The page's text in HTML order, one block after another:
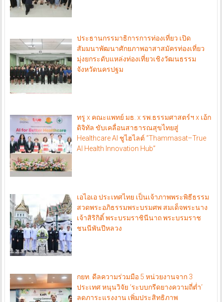
ประธานกรรมาธิการการท่องเที่ยว เปิด
สัมมนาพัฒนาศักยภาพอาสาสมัครท่องเที่ยว
มุ่งยกระดับแหล่งท่องเที่ยวเชิงวัฒนธรรม
จังหวัดนครปฐม
ทรู x คณะแพทย์ มธ. x รพ.ธรรมศาสตร์ฯ x เอ้ก
ดิจิทัล ขับเคลื่อนสาธารณสุขไทยสู่
Healthcare AI ชูไฮไลต์ “Thammasat–True
AI Health Innovation Hub”
เอไอเอ ประเทศไทย เป็นเจ้าภาพพระพิธีธรรม
สวดพระอภิธรรมพระบรมศพ สมเด็จพระนาง
เจ้าสิริกิติ์ พระบรมราชินีนาถ พระบรมราช
ชนนีพันปีหลวง
กยท. ดีลความร่วมมือ 5 หน่วยงานจาก 3
ประเทศ หนุนวิจัย ‘ระบบกรีดยางความถี่ต่ำ’
ลดภาระแรงงาน เพิ่มประสิทธิภาพ